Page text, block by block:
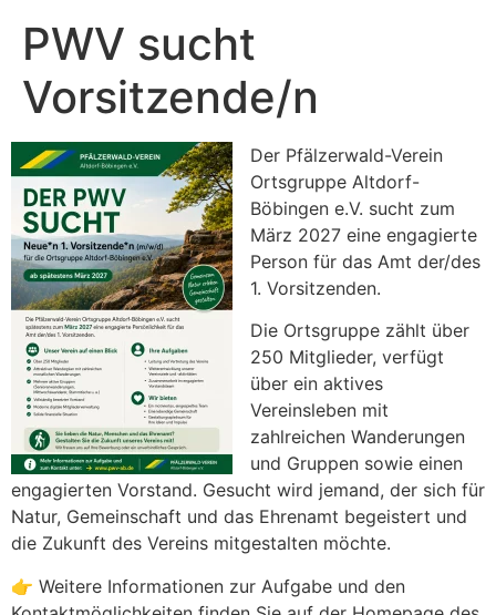
PWV sucht
Vorsitzende/n
Der Pfälzerwald-Verein
Ortsgruppe Altdorf-
Böbingen e.V. sucht zum
März 2027 eine engagierte
Person für das Amt der/des
1. Vorsitzenden.
Die Ortsgruppe zählt über
250 Mitglieder, verfügt
über ein aktives
Vereinsleben mit
zahlreichen Wanderungen
und Gruppen sowie einen
engagierten Vorstand. Gesucht wird jemand, der sich für
Natur, Gemeinschaft und das Ehrenamt begeistert und
die Zukunft des Vereins mitgestalten möchte.
👉 Weitere Informationen zur Aufgabe und den